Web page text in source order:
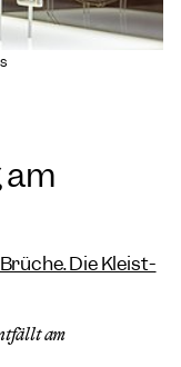
Die Kleist-
am